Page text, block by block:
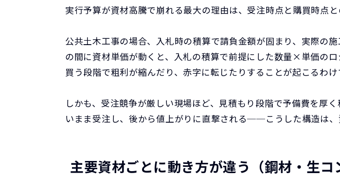
実行予算が資材高騰で崩れる最大の理由は、受注時点と購買時点
公共土木工事の場合、入札時の積算で請負金額が固まり、実際の
の間に資材単価が動くと、入札の積算で前提にした数量×単価の
買う段階で粗利が縮んだり、赤字に転じたりすることが起こるわけ
しかも、受注競争が厳しい現場ほど、見積もり段階で予備費を厚
いまま受注し、後から値上がりに直撃される──こうした構造は、
主要資材ごとに動き方が違う（鋼材・生コ